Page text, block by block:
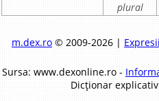
plural
m.dex.ro© 2009-2026 | Expresii
Sursa: www.dexonline.ro -
Dicționar